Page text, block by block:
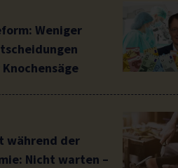
Weniger
während der
Nicht warten –